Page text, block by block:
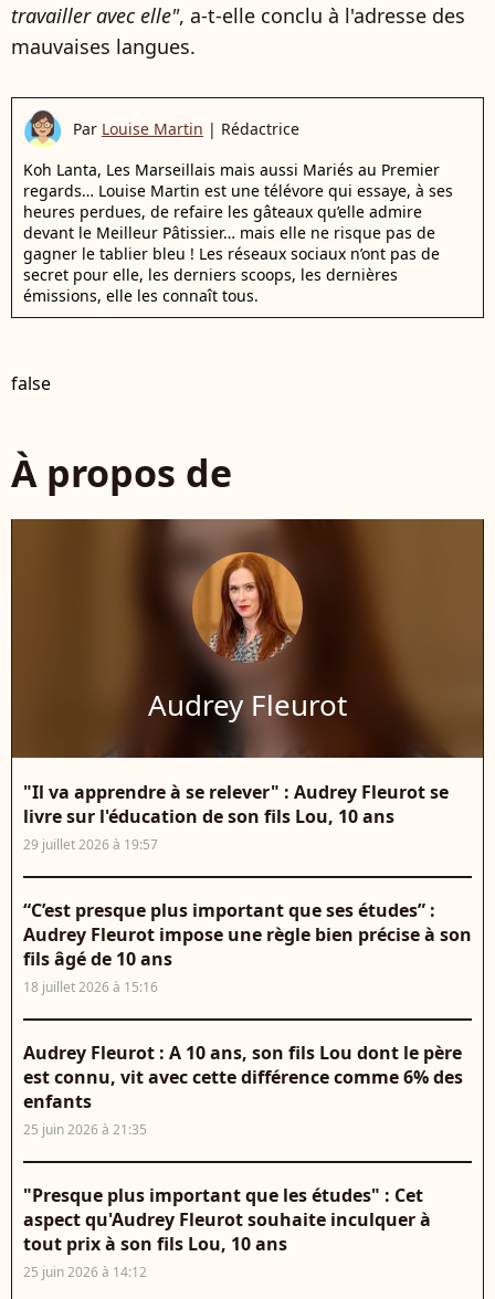
travailler avec elle", a-t-elle conclu à l'adresse des
mauvaises langues.
Par Louise Martin | Rédactrice
Koh Lanta, Les Marseillais mais aussi Mariés au Premier
regards… Louise Martin est une télévore qui essaye, à ses
heures perdues, de refaire les gâteaux qu’elle admire
devant le Meilleur Pâtissier… mais elle ne risque pas de
gagner le tablier bleu ! Les réseaux sociaux n’ont pas de
secret pour elle, les derniers scoops, les dernières
émissions, elle les connaît tous.
false
À propos de
Audrey Fleurot
"Il va apprendre à se relever" : Audrey Fleurot se
livre sur l'éducation de son fils Lou, 10 ans
29 juillet 2026 à 19:57
“C’est presque plus important que ses études” :
Audrey Fleurot impose une règle bien précise à son
fils âgé de 10 ans
18 juillet 2026 à 15:16
Audrey Fleurot : A 10 ans, son fils Lou dont le père
est connu, vit avec cette différence comme 6% des
enfants
25 juin 2026 à 21:35
"Presque plus important que les études" : Cet
aspect qu'Audrey Fleurot souhaite inculquer à
tout prix à son fils Lou, 10 ans
25 juin 2026 à 14:12